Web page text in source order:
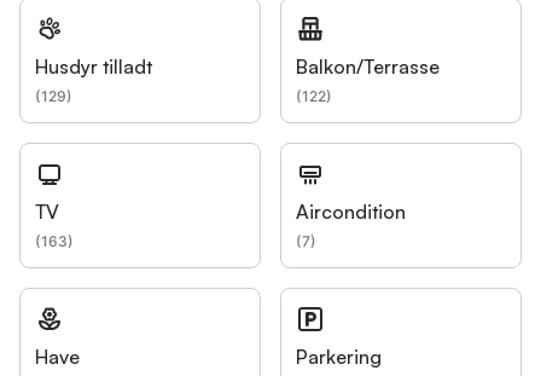
Husdyr tilladt
(129)
Balkon/Terrasse
(122)
TV
(163)
Aircondition
(7)
Have Parkering